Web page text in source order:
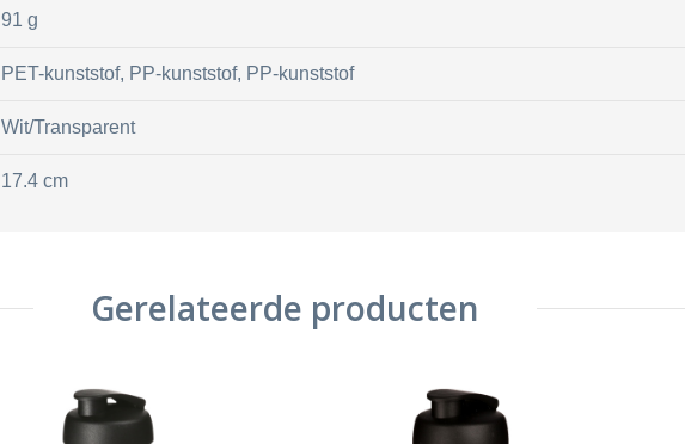
91 g
PET-kunststof, PP-kunststof, PP-kunststof
Wit/Transparent
17.4 cm
Gerelateerde producten